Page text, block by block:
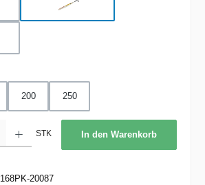
200 250
STK In den Warenkorb
168PK-20087